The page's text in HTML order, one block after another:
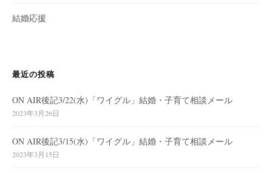
結婚応援
最近の投稿
ON AIR後記3/22(水)「ワイグル」結婚・子育て相談メール
2023年3月26日
ON AIR後記3/15(水)「ワイグル」結婚・子育て相談メール
2023年3月15日